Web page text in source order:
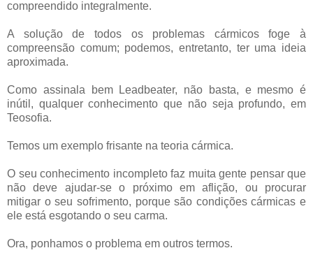
compreendido integralmente.
A solução de todos os problemas cármicos foge à
compreensão comum; podemos, entretanto, ter uma ideia
aproximada.
Como assinala bem Leadbeater, não basta, e mesmo é
inútil, qualquer conhecimento que não seja profundo, em
Teosofia.
Temos um exemplo frisante na teoria cármica.
O seu conhecimento incompleto faz muita gente pensar que
não deve ajudar-se o próximo em aflição, ou procurar
mitigar o seu sofrimento, porque são condições cármicas e
ele está esgotando o seu carma.
Ora, ponhamos o problema em outros termos.